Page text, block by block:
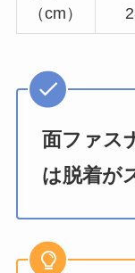
（cm）
面ファス
は脱着が